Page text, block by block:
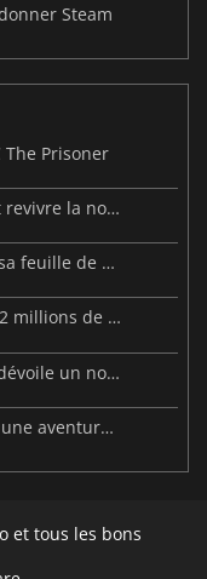
Steam
The Prisoner
ReStory : Chill Electronics Repairs fait revivre la nostalgie des années 2000
MARVEL Tōkon dévoile ses débuts et sa feuille de route
Resident Evil: Veronica dépasse déjà 2 millions de wishlists
Beast of Reincarnation : Game Freak dévoile un nouveau pari
Big Walk est disponible : partez pour une aventure entre amis
et tous les bons